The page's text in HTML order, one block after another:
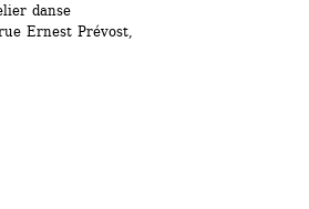
danse
Ernest Prévost,